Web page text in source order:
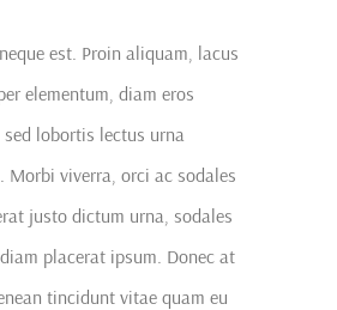
est. Proin aliquam, lacus
elementum, diam eros
lobortis lectus urna
Morbi viverra, orci ac sodales
justo dictum urna, sodales
placerat ipsum. Donec at
tincidunt vitae quam eu